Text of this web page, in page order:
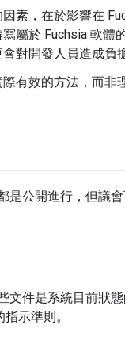
素，在於影響在
屬於 Fuchsia 軟
對開發人員造成負
有效的方法，而非
是公開進行，但議
文件是系統目前狀
示準則。